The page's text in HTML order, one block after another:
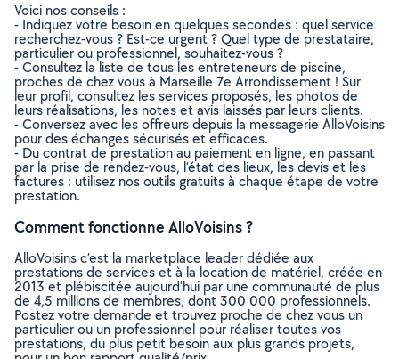
Voici nos conseils :
- Indiquez votre besoin en quelques secondes : quel service
recherchez-vous ? Est-ce urgent ? Quel type de prestataire,
particulier ou professionnel, souhaitez-vous ?
- Consultez la liste de tous les entreteneurs de piscine,
proches de chez vous à Marseille 7e Arrondissement ! Sur
leur profil, consultez les services proposés, les photos de
leurs réalisations, les notes et avis laissés par leurs clients.
- Conversez avec les offreurs depuis la messagerie AlloVoisins
pour des échanges sécurisés et efficaces.
- Du contrat de prestation au paiement en ligne, en passant
par la prise de rendez-vous, l’état des lieux, les devis et les
factures : utilisez nos outils gratuits à chaque étape de votre
prestation.
Comment fonctionne AlloVoisins ?
AlloVoisins c’est la marketplace leader dédiée aux
prestations de services et à la location de matériel, créée en
2013 et plébiscitée aujourd’hui par une communauté de plus
de 4,5 millions de membres, dont 300 000 professionnels.
Postez votre demande et trouvez proche de chez vous un
particulier ou un professionnel pour réaliser toutes vos
prestations, du plus petit besoin aux plus grands projets,